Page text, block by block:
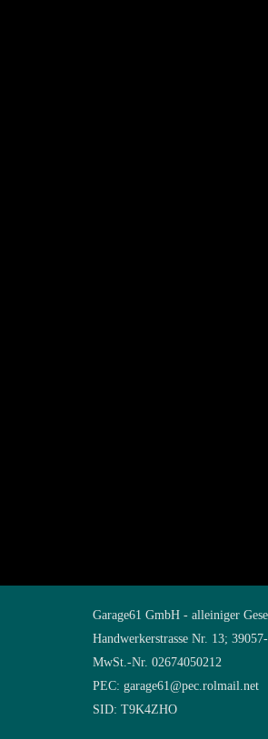
Garage61 GmbH - alleiniger
Handwerkerstrasse Nr. 13;
MwSt.-Nr. 02674050212
PEC: garage61@pec.rolmail.net
SID: T9K4ZHO